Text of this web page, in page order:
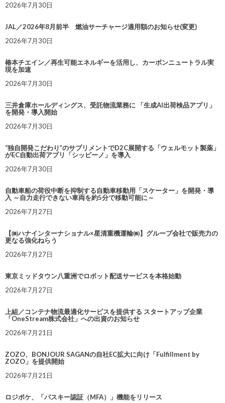
2026年7月30日
JAL／2026年8月前半 燃油サーチャージ適用額のお知らせ(変更)
2026年7月30日
椿本チエイン／再生可能エネルギーを活用し、カーボンニュートラル実
現を加速
2026年7月30日
三井倉庫ホールディングス、受託物流業務に 「生成AI出荷検品アプリ」
を開発・導入開始
2026年7月30日
“独自開発こだわり”のサプリメントでD2C展開する「ウェルモット製薬」
がEC自動出荷アプリ「シッピーノ」を導入
2026年7月30日
自動車船の荷役中断を抑制する自動車移動用「スケーター」を開発・導
入 ～自力走行できない車両を約5分で移動可能に～
2026年7月27日
【㈱ハナインターナショナル×星清重機運輸㈱】グループ会社で販売力の
更なる強化ねらう
2026年7月27日
東京ミッドタウン八重洲でロボット配送サービスを本格始動
2026年7月27日
上組／コンテナ物流最適化サービスを提供する スタートアップ企業
「OneStream株式会社」への出資のお知らせ
2026年7月21日
ZOZO、BONJOUR SAGANの自社EC拡大に向け「Fulfillment by
ZOZO」を提供開始
2026年7月21日
ロジポケ、「パスキー認証（MFA）」機能をリリース